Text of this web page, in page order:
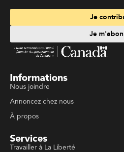
Je
Je
Informations
Nous joindre
Annoncez chez nous
À propos
Services
Travailler à La Liberté